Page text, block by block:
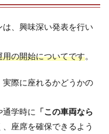
、興味深い発表を行い
の開始についてです。
際に座れるかどうかの
学時に 「この車両なら
座席を確保できるよう